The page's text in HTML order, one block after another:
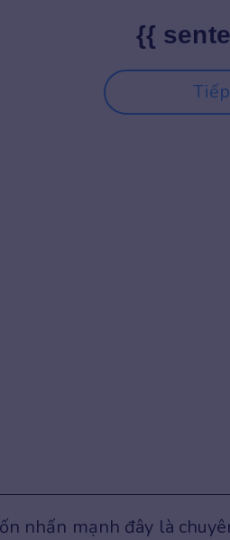
{{
nhấn mạnh đây là